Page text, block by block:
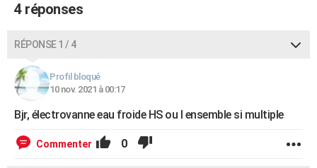
CARTE DE VOEUX
Carte de Noël
Carte Bonne année
Carte Saint-Valentin
Carte Pâques
Carte d'anniversaire
DICTIONNAIRE
Dictionnaire
Biographies
Citations
Expressions
Proverbes
PROGRAMME TV
COPAINS D'AVANT
S'inscrire
Se connecter
Lycées
Collèges
Primaires
Universités
Entreprises
Service militaire
Avis de recherche
4 réponses
RÉPONSE 1 / 4
Profil bloqué
10 nov. 2021 à 00:17
Bjr, électrovanne eau froide HS ou l ensemble si multiple
Commenter 0